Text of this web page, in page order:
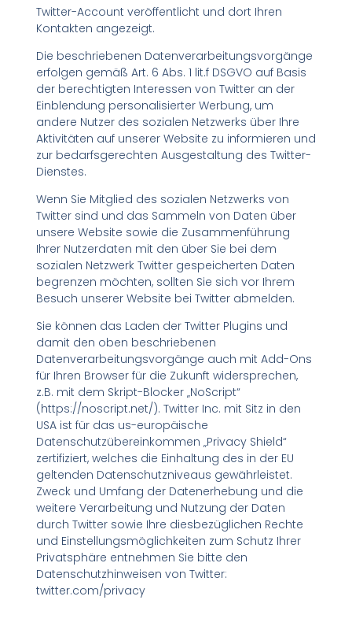
Twitter-Account veröffentlicht und dort Ihren
Kontakten angezeigt.
Die beschriebenen Datenverarbeitungsvorgänge
erfolgen gemäß Art. 6 Abs. 1 lit.f DSGVO auf Basis
der berechtigten Interessen von Twitter an der
Einblendung personalisierter Werbung, um
andere Nutzer des sozialen Netzwerks über Ihre
Aktivitäten auf unserer Website zu informieren und
zur bedarfsgerechten Ausgestaltung des Twitter-
Dienstes.
Wenn Sie Mitglied des sozialen Netzwerks von
Twitter sind und das Sammeln von Daten über
unsere Website sowie die Zusammenführung
Ihrer Nutzerdaten mit den über Sie bei dem
sozialen Netzwerk Twitter gespeicherten Daten
begrenzen möchten, sollten Sie sich vor Ihrem
Besuch unserer Website bei Twitter abmelden.
Sie können das Laden der Twitter Plugins und
damit den oben beschriebenen
Datenverarbeitungsvorgänge auch mit Add-Ons
für Ihren Browser für die Zukunft widersprechen,
z.B. mit dem Skript-Blocker „NoScript“
(https://noscript.net/). Twitter Inc. mit Sitz in den
USA ist für das us-europäische
Datenschutzübereinkommen „Privacy Shield“
zertifiziert, welches die Einhaltung des in der EU
geltenden Datenschutzniveaus gewährleistet.
Zweck und Umfang der Datenerhebung und die
weitere Verarbeitung und Nutzung der Daten
durch Twitter sowie Ihre diesbezüglichen Rechte
und Einstellungsmöglichkeiten zum Schutz Ihrer
Privatsphäre entnehmen Sie bitte den
Datenschutzhinweisen von Twitter:
twitter.com/privacy